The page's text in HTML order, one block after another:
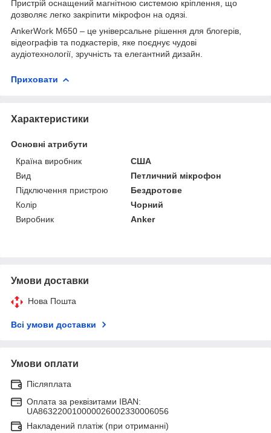
Пристрій оснащений магнітною системою кріплення, що
дозволяє легко закріпити мікрофон на одязі.
AnkerWork M650 – це універсальне рішення для блогерів,
відеографів та подкастерів, яке поєднує чудові
аудіотехнології, зручність та елегантний дизайн.
Приховати
Характеристики
Основні атрибути
Країна виробник
США
Вид
Петличний мікрофон
Підключення пристрою
Бездротове
Колір
Чорний
Виробник
Anker
Умови доставки
Нова Пошта
Всі умови доставки
Умови оплати
Післяплата
Оплата за реквізитами IBAN:
UA863220010000026002330006056
Накладений платіж (при отриманні)